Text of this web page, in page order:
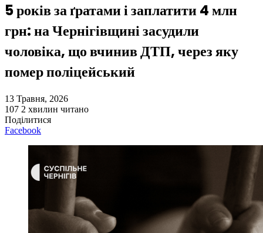
5 років за ґратами і заплатити 4 млн
грн: на Чернігівщині засудили
чоловіка, що вчинив ДТП, через яку
помер поліцейський
13 Травня, 2026
107 2 хвилин читано
Поділитися
Facebook